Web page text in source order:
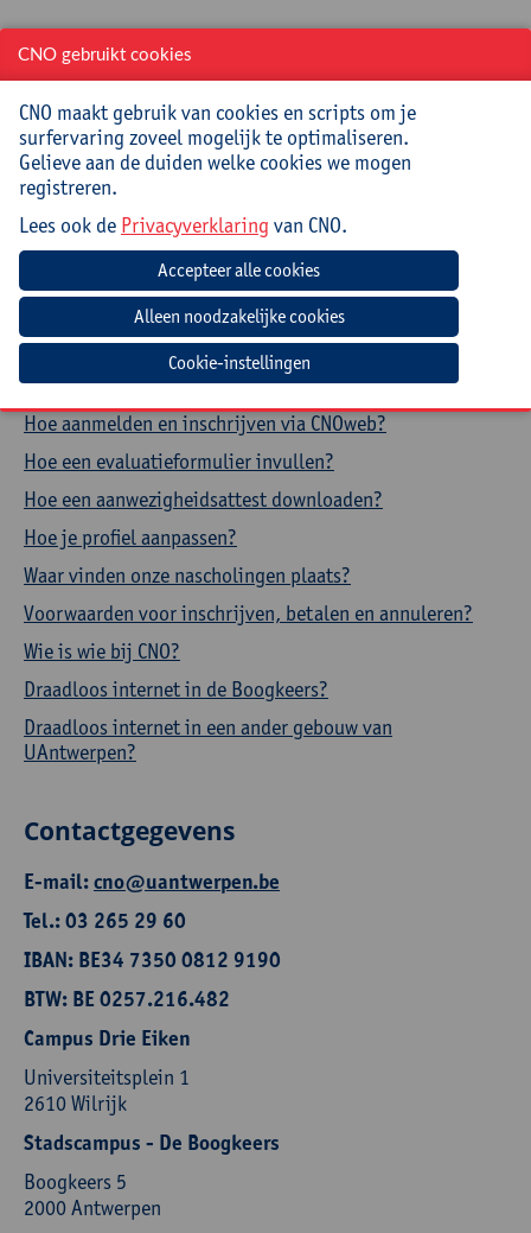
Ga naar...
Startpagina
Over CNO
Contacteer CNO
Veelgestelde vragen
Hoe aanmelden en inschrijven via CNOweb?
Hoe een evaluatieformulier invullen?
Hoe een aanwezigheidsattest downloaden?
Hoe je profiel aanpassen?
Waar vinden onze nascholingen plaats?
Voorwaarden voor inschrijven, betalen en annuleren?
Wie is wie bij CNO?
Draadloos internet in de Boogkeers?
Draadloos internet in een ander gebouw van
UAntwerpen?
Contactgegevens
E-mail:cno@uantwerpen.be
Tel.: 03 265 29 60
IBAN: BE34 7350 0812 9190
BTW: BE 0257.216.482
Campus Drie Eiken
Universiteitsplein 1
2610 Wilrijk
Stadscampus - De Boogkeers
Boogkeers 5
2000 Antwerpen
CNO gebruikt cookies
CNO maakt gebruik van cookies en scripts om je
surfervaring zoveel mogelijk te optimaliseren.
Gelieve aan de duiden welke cookies we mogen
registreren.
Lees ook de Privacyverklaring van CNO.
Cookie-instellingen